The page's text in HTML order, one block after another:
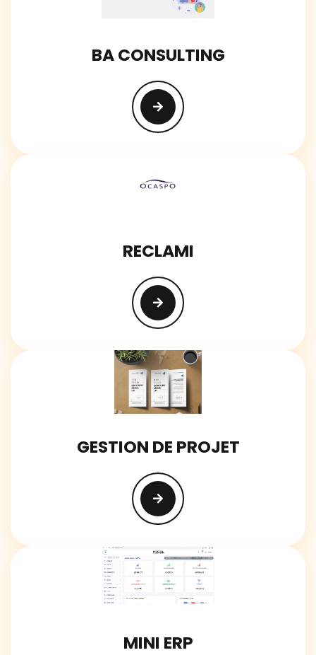
BA CONSULTING
RECLAMI
GESTION DE PROJET
MINI ERP